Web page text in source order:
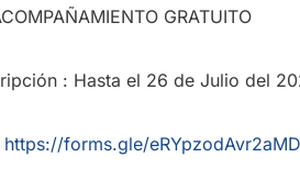
GRATUITO
: Hasta el 26 de Julio del
https://forms.gle/